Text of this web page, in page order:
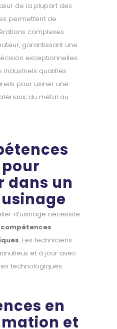
de la plupart des
permettent de
complexes
garantissant une
exceptionnelles.
qualifiés
pour usiner une
du métal au
dans un
d’usinage nécessite
compétences
. Les techniciens
et à jour avec
technologiques.
en
et